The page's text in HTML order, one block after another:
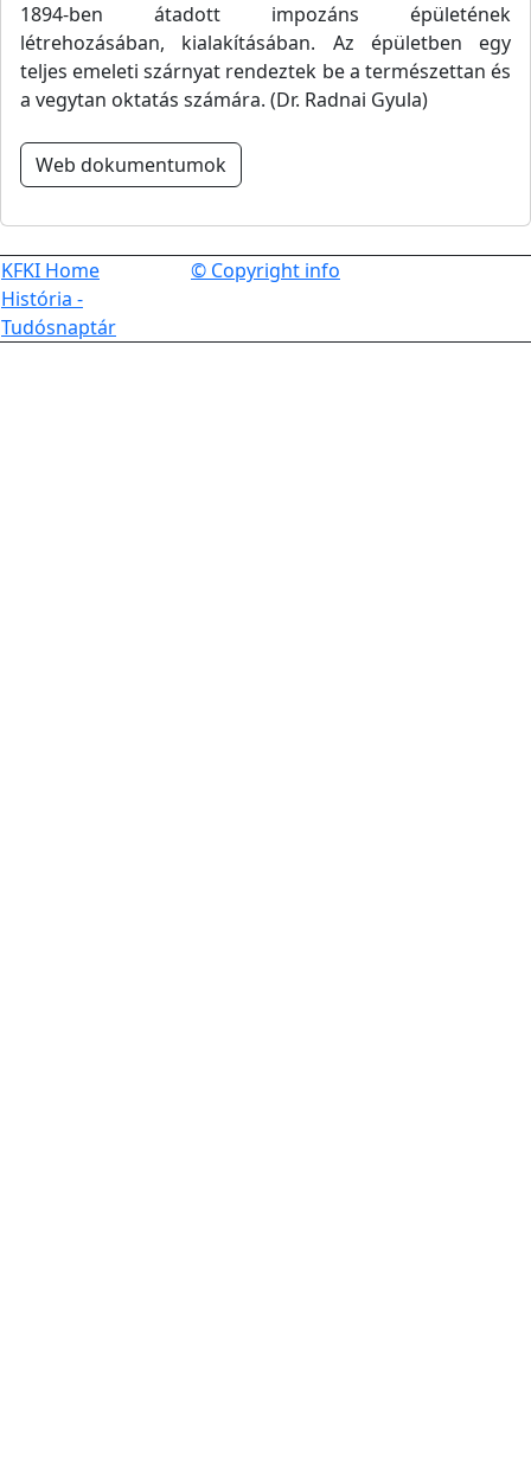
1894-ben átadott impozáns épületének
létrehozásában, kialakításában. Az épületben egy
teljes emeleti szárnyat rendeztek be a természettan és
a vegytan oktatás számára. (Dr. Radnai Gyula)
Web dokumentumok
KFKI Home
História -
Tudósnaptár
© Copyright info